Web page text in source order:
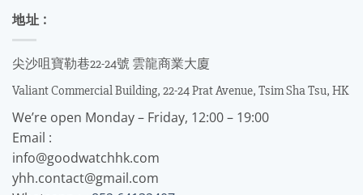
地址 :
尖沙咀寶勒巷22-24號 雲龍商業大廈
Valiant Commercial Building, 22-24 Prat Avenue, Tsim Sha Tsu, HK
We’re open Monday – Friday, 12:00 – 19:00
Email :
info@goodwatchhk.com
yhh.contact@gmail.com